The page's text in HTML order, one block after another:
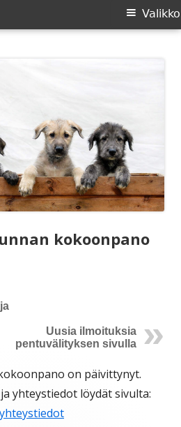
Valikko
kokoonpano
Uusia ilmoituksia
pentuvälityksen sivulla
on päivittynyt.
yhteystiedot löydät sivulta: